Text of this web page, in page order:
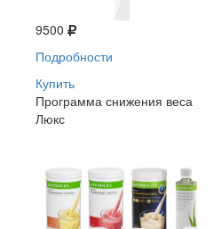
9500
Подробности
Купить
Программа снижения веса
Люкс